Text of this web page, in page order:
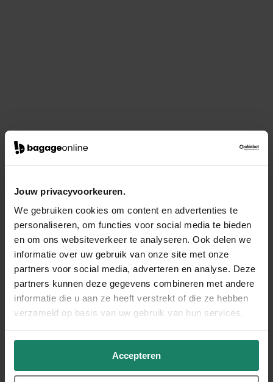
Jouw privacyvoorkeuren.
We gebruiken cookies om content en advertenties te
personaliseren, om functies voor social media te bieden
en om ons websiteverkeer te analyseren. Ook delen we
informatie over uw gebruik van onze site met onze
partners voor social media, adverteren en analyse. Deze
partners kunnen deze gegevens combineren met andere
informatie die u aan ze heeft verstrekt of die ze hebben
verzameld op basis van uw gebruik van hun services.
Accepteren